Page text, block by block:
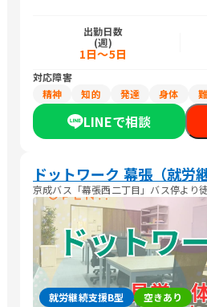
出勤日数
(週)
1日～5日
対応障害
精神
知的 発達 身体
LINEで相談
ドットワーク 幕張（就労
京成バス「幕張西二丁目」バス停より
就労継続支援B型 空きあり